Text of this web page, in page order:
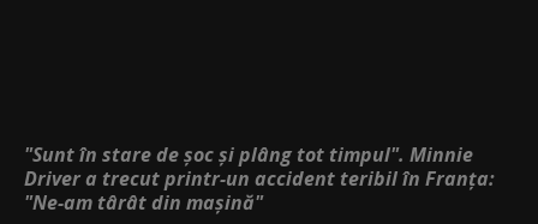
"Sunt în stare de șoc și plâng tot timpul". Minnie
Driver a trecut printr-un accident teribil în Franța:
"Ne-am târât din mașină"